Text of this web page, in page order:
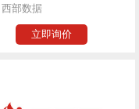
西部数据
立即询价